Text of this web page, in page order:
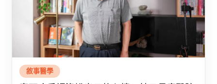
敘事醫學